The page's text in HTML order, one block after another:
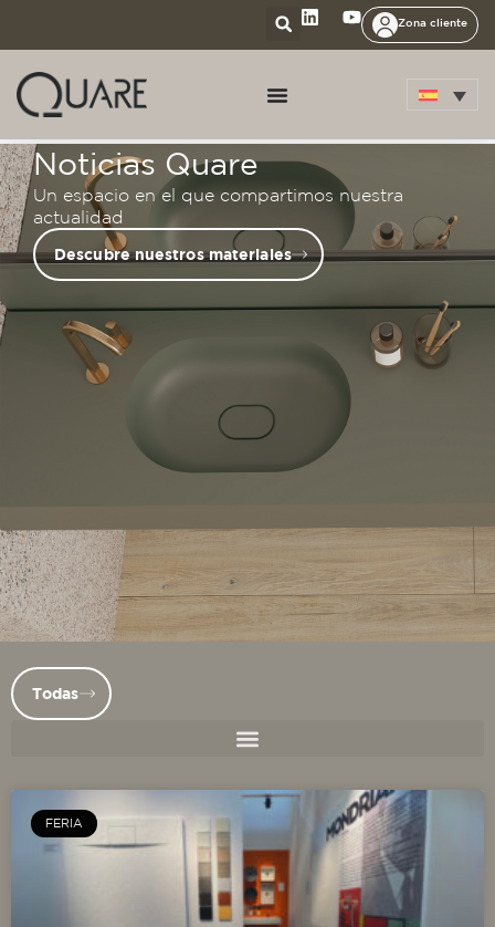
Zona cliente
Noticias Quare
Un espacio en el que compartimos nuestra
actualidad
Descubre nuestros materiales
Todas
FERIA